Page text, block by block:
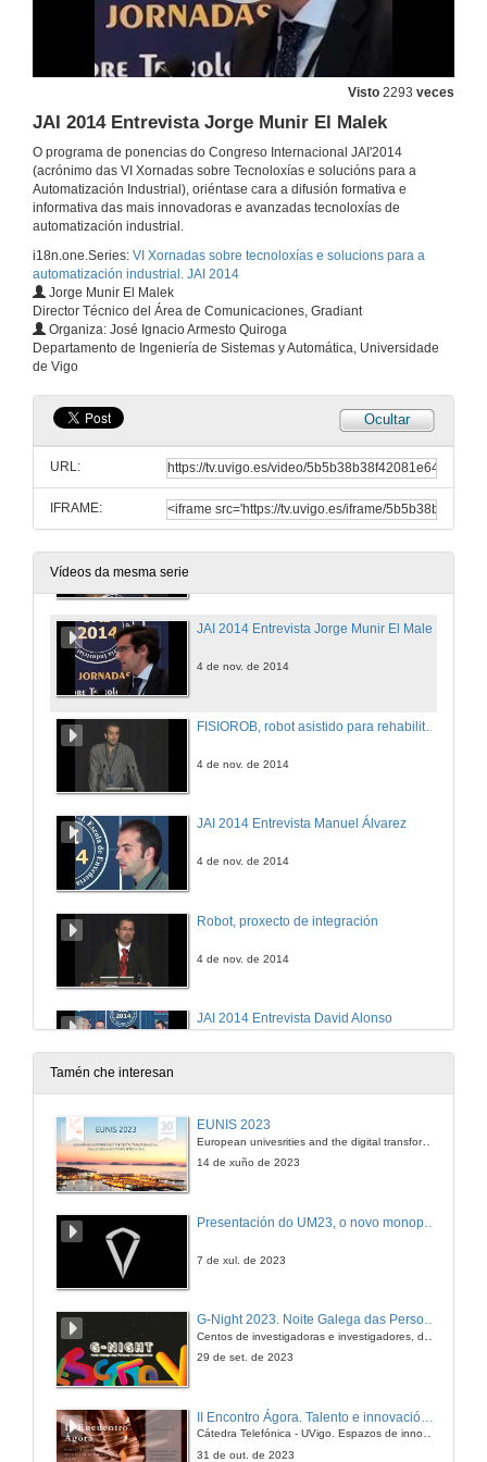
Visto 2293 veces
JAI 2014 Entrevista Jorge Munir El Malek
O programa de ponencias do Congreso Internacional JAI'2014
(acrónimo das VI Xornadas sobre Tecnoloxías e solucións para a
Automatización Industrial), oriéntase cara a difusión formativa e
informativa das mais innovadoras e avanzadas tecnoloxías de
automatización industrial.
i18n.one.Series: VI Xornadas sobre tecnoloxías e solucions para a
automatización industrial. JAI 2014
Jorge Munir El Malek
Director Técnico del Área de Comunicaciones, Gradiant
Organiza: José Ignacio Armesto Quiroga
Departamento de Ingeniería de Sistemas y Automática, Universidade
de Vigo
Ocultar
URL:
IFRAME:
Vídeos da mesma serie
JAI 2014 Entrevista Alejandro Climent
4 de nov. de 2014
JAI 2014 Entrevista Luis Navarra
4 de nov. de 2014
Sistemas de Posicionamento: tecnoloxías e aplicacións para o sector industrial
JAI 2014 Entrevista Jorge Munir El Malek
4 de nov. de 2014
4 de nov. de 2014
JAI 2014 Entrevista Manuel Álvarez
4 de nov. de 2014
Robot, proxecto de integración
4 de nov. de 2014
JAI 2014 Entrevista David Alonso
4 de nov. de 2014
JAI 2014 Entrevista Javier de la Morena
JAI 2014 Entrevista Alberto Penalba
Tamén che interesan
EUNIS 2023
European univesrities and the digital transformation: challenges and opportunities ahead
14 de xuño de 2023
7 de xul. de 2023
G-Night 2023. Noite Galega das Persoas Investigadoras. Conciencias creativas
29 de set. de 2023
Cátedra Telefónica - UVigo. Espazos de innovación
31 de out. de 2023